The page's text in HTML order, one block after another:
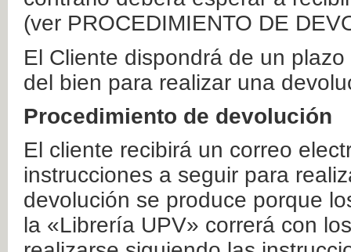
(ver PROCEDIMIENTO DE
El Cliente dispondrá de un
del bien para realizar una
Procedimiento de devolución
El cliente recibirá un correo
instrucciones a seguir para
devolución se produce porque
la «Librería UPV» correrá con